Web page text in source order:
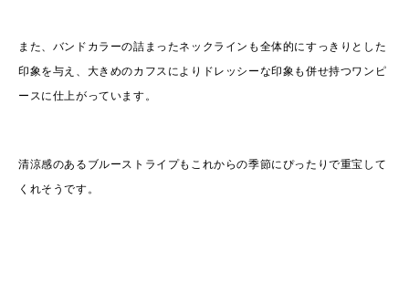
また、バンドカラーの詰まったネックラインも全体的にすっきりとした
印象を与え、大きめのカフスによりドレッシーな印象も併せ持つワンピ
ースに仕上がっています。
清涼感のあるブルーストライプもこれからの季節にぴったりで重宝して
くれそうです。